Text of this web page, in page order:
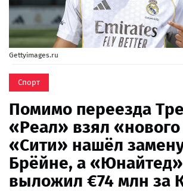
Gettyimages.ru
Спорт
Помимо переезда
«Реал» взял
«Сити» нашёл
Брёйне, а «Юнайтед»
выложил €74 млн за